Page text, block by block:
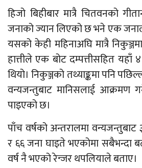
हिजो बिहीबार मात्रै चितवनको
जनाको ज्यान लिएको छ भने एक
यसको केही महिनाअघि मात्रै
हात्तीले एक बोट दम्पत्तीसहित यहाँ
थियो। निकुञ्जको तथ्याङ्कमा पनि
वन्यजन्तुबाट मानिसलाई आक्रमण
पाइएको छ।
पाँच वर्षको अन्तरालमा
र ६६ जना घाइते भएकोमा सबैभन्दा
वर्ष नै भएको रेन्जर थपलियाले बताए।